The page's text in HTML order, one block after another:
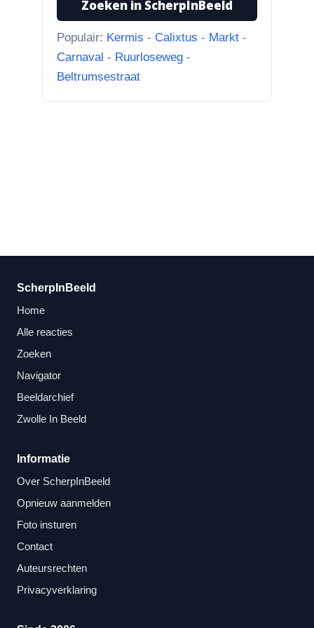
Bisschop Philip Roveniusstraat
Zoeken in ScherpInBeeld
Populair: Kermis - Calixtus - Markt -
Carnaval - Ruurloseweg -
Beltrumsestraat
ScherpInBeeld
Home
Alle reacties
Zoeken
Navigator
Beeldarchief
Zwolle In Beeld
Informatie
Over ScherpInBeeld
Opnieuw aanmelden
Foto insturen
Contact
Auteursrechten
Privacyverklaring